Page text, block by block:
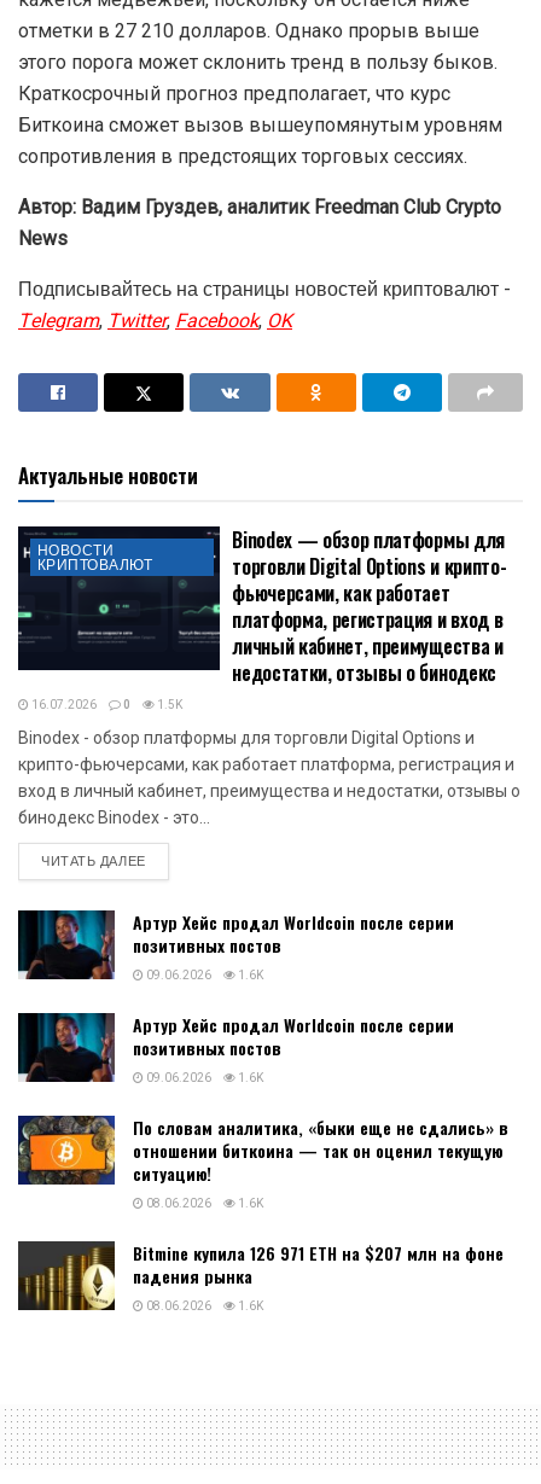
отметки в 27 210 долларов. Однако прорыв выше
этого порога может склонить тренд в пользу быков.
Краткосрочный прогноз предполагает, что курс
Биткоина сможет вызов вышеупомянутым уровням
сопротивления в предстоящих торговых сессиях.
Автор: Вадим Груздев, аналитик Freedman Сlub Crypto
News
Подписывайтесь на страницы новостей криптовалют -
Telegram,Twitter,Facebook,OK
Актуальные новости
НОВОСТИ
КРИПТОВАЛЮТ
Binodex — обзор платформы для
торговли Digital Options и крипто-
фьючерсами, как работает
платформа, регистрация и вход в
личный кабинет, преимущества и
недостатки, отзывы о бинодекс
16.07.2026 0 1.5K
Binodex - обзор платформы для торговли Digital Options и
крипто-фьючерсами, как работает платформа, регистрация и
вход в личный кабинет, преимущества и недостатки, отзывы о
бинодекс Binodex - это...
ЧИТАТЬ ДАЛЕЕDETAILS
Артур Хейс продал Worldcoin после серии
позитивных постов
09.06.2026 1.6K
Артур Хейс продал Worldcoin после серии
позитивных постов
09.06.2026 1.6K
По словам аналитика, «быки еще не сдались» в
отношении биткоина — так он оценил текущую
ситуацию!
08.06.2026 1.6K
Bitmine купила 126 971 ETH на $207 млн на фоне
падения рынка
08.06.2026 1.6K